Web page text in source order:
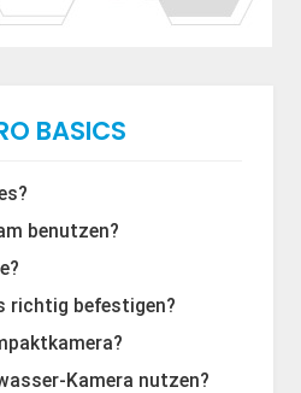
BASICS
benutzen?
richtig befestigen?
Kamera nutzen?